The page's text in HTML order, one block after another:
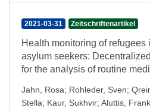
2021-03-31 Zeitschriftenartikel
Health monitoring of refugees
asylum seekers:
for the analysis of routine
Jahn, Rosa; Rohleder, Sven;
Stella; Kaur, Sukhvir; Aluttis, Frank